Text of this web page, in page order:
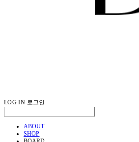
LOG IN 로그인
ABOUT
SHOP